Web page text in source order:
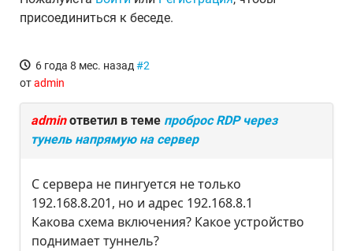
присоединиться к беседе.
6 года 8 мес. назад #2
отadmin
adminответил в теме проброс RDP через
тунель напрямую на сервер
С сервера не пингуется не только
192.168.8.201, но и адрес 192.168.8.1
Какова схема включения? Какое устройство
поднимает туннель?